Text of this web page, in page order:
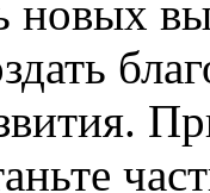
новых